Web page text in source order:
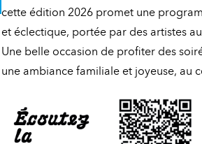
cette édition 2026 promet une
et éclectique, portée par des artistes
Une belle occasion de profiter des
une ambiance familiale et joyeuse, au